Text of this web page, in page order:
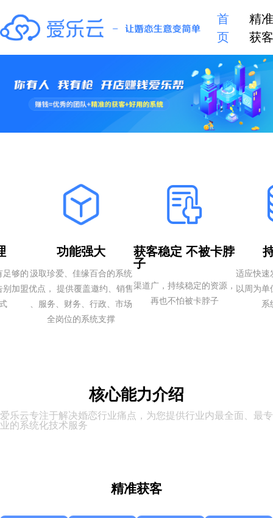
首
页
精
获
足够的
别加盟
功能强大
汲取珍爱、佳缘百合的系统
优点， 提供覆盖邀约、销售
、服务、财务、行政、市场
全岗位的系统支撑
获客稳定 不被卡脖
子
渠道广，持续稳定的资源，
再也不怕被卡脖子
适应快速
以周为
系
核心能力介绍
爱乐云专注于解决婚恋行业痛点，为您提供行业内最全面、最专
业的系统化技术服务
精准获客